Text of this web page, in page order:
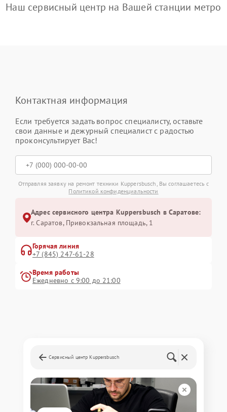
Наш сервисный центр на Вашей станции метро
Контактная информация
Если требуется задать вопрос специалисту, оставьте
свои данные и дежурный специалист с радостью
проконсультирует Вас!
Отправляя заявку на ремонт техники Kuppersbusch, Вы соглашаетесь с
Политикой конфиденциальности
Адрес сервисного центра Kuppersbusch в Саратове:
г. Саратов, Привокзальная площадь, 1
Горячая линия
+7 (845) 247-61-28
Время работы
Ежедневно с 9:00 до 21:00
Сервисный центр Kuppersbusch